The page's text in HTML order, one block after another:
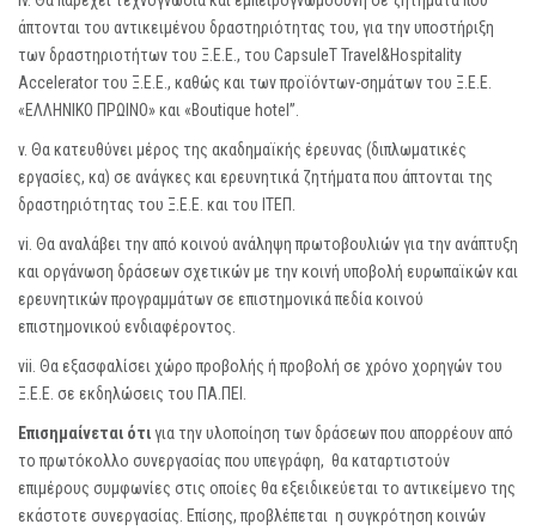
άπτονται του αντικειμένου δραστηριότητας του, για την υποστήριξη
των δραστηριοτήτων του Ξ.Ε.Ε., του CapsuleT Travel&Hospitality
Accelerator του Ξ.Ε.Ε., καθώς και των προϊόντων-σημάτων του Ξ.Ε.Ε.
«ΕΛΛΗΝΙΚΟ ΠΡΩΙΝΟ» και «Boutique hotel”.
v. Θα κατευθύνει μέρος της ακαδημαϊκής έρευνας (διπλωματικές
εργασίες, κα) σε ανάγκες και ερευνητικά ζητήματα που άπτονται της
δραστηριότητας του Ξ.Ε.Ε. και του ΙΤΕΠ.
vi. Θα αναλάβει την από κοινού ανάληψη πρωτοβουλιών για την ανάπτυξη
και οργάνωση δράσεων σχετικών με την κοινή υποβολή ευρωπαϊκών και
ερευνητικών προγραμμάτων σε επιστημονικά πεδία κοινού
επιστημονικού ενδιαφέροντος.
vii. Θα εξασφαλίσει χώρο προβολής ή προβολή σε χρόνο χορηγών του
Ξ.Ε.Ε. σε εκδηλώσεις του ΠΑ.ΠΕΙ.
Επισημαίνεται ότιγια την υλοποίηση των δράσεων που απορρέουν από
το πρωτόκολλο συνεργασίας που υπεγράφη, θα καταρτιστούν
επιμέρους συμφωνίες στις οποίες θα εξειδικεύεται το αντικείμενο της
εκάστοτε συνεργασίας. Επίσης, προβλέπεται η συγκρότηση κοινών